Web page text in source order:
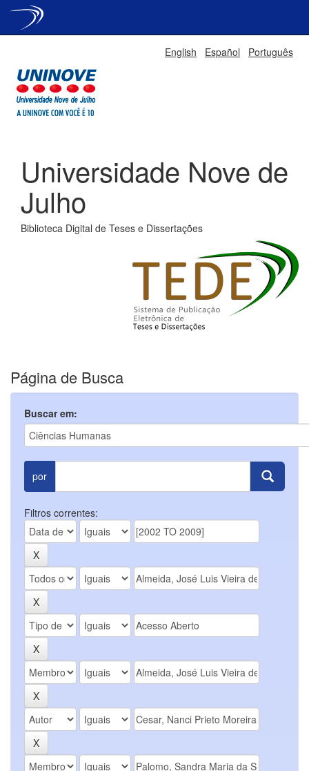
English Español Português
Universidade Nove de
Julho
Biblioteca Digital de Teses e Dissertações
Página de Busca
Buscar em:
por
Filtros correntes: